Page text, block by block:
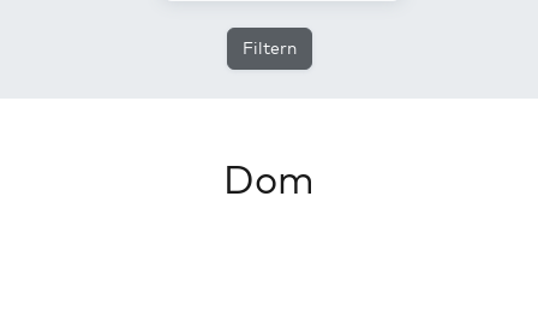
Filtern
Dom